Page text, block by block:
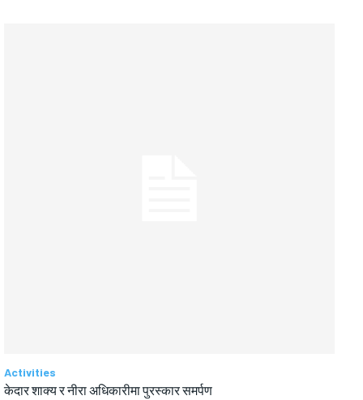
Activities
केदार शाक्य र नीरा अधिकारीमा पुरस्कार समर्पण